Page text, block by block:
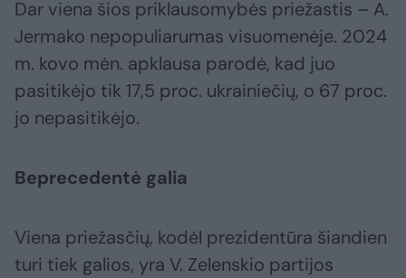
Dar viena šios priklausomybės priežastis – A.
Jermako nepopuliarumas visuomenėje. 2024
m. kovo mėn. apklausa parodė, kad juo
pasitikėjo tik 17,5 proc. ukrainiečių, o 67 proc.
jo nepasitikėjo.
Beprecedentė galia
Viena priežasčių, kodėl prezidentūra šiandien
turi tiek galios, yra V. Zelenskio partijos